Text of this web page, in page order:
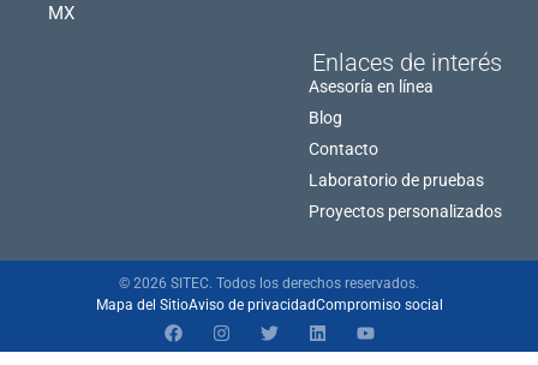
MX
Enlaces de interés
Asesoría en línea
Blog
Contacto
Laboratorio de pruebas
Proyectos personalizados
© 2026 SITEC. Todos los derechos reservados.
Mapa del SitioAviso de privacidadCompromiso social